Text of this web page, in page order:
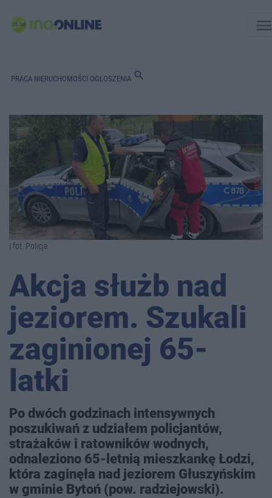
PRACA NIERUCHOMOŚCI OGŁOSZENIA search
| fot. Policja
Akcja służb nad
jeziorem. Szukali
zaginionej 65-
latki
Po dwóch godzinach intensywnych
poszukiwań z udziałem policjantów,
strażaków i ratowników wodnych,
odnaleziono 65-letnią mieszkankę Łodzi,
która zaginęła nad jeziorem Głuszyńskim
w gminie Bytoń (pow. radziejowski).